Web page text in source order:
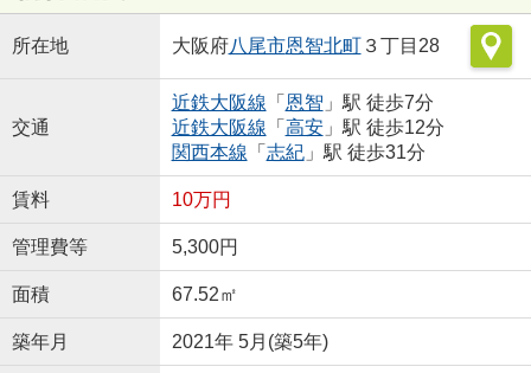
所在地 大阪府八尾市恩智北町３丁目28
交通
近鉄大阪線 「 恩智 」駅 徒歩7分
近鉄大阪線 「 高安」駅 徒歩12分
関西本線 「 志紀」駅 徒歩31分
賃料 10万円
管理費等 5,300円
面積 67.52㎡
築年月 2021年 5月(築5年)